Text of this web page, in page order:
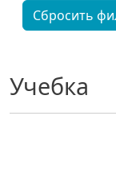
Учебка
Сбросить